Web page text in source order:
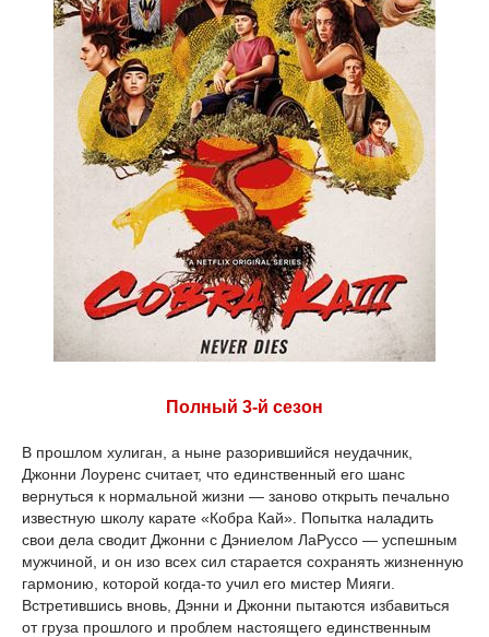
Полный 3-й сезон
В прошлом хулиган, а ныне разорившийся неудачник,
Джонни Лоуренс считает, что единственный его шанс
вернуться к нормальной жизни — заново открыть печально
известную школу карате «Кобра Кай». Попытка наладить
свои дела сводит Джонни с Дэниелом ЛаРуссо — успешным
мужчиной, и он изо всех сил старается сохранять жизненную
гармонию, которой когда-то учил его мистер Мияги.
Встретившись вновь, Дэнни и Джонни пытаются избавиться
от груза прошлого и проблем настоящего единственным